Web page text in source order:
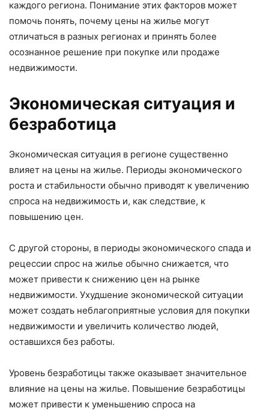
каждого региона. Понимание этих факторов может
помочь понять, почему цены на жилье могут
отличаться в разных регионах и принять более
осознанное решение при покупке или продаже
недвижимости.
Экономическая ситуация и
безработица
Экономическая ситуация в регионе существенно
влияет на цены на жилье. Периоды экономического
роста и стабильности обычно приводят к увеличению
спроса на недвижимость и, как следствие, к
повышению цен.
С другой стороны, в периоды экономического спада и
рецессии спрос на жилье обычно снижается, что
может привести к снижению цен на рынке
недвижимости. Ухудшение экономической ситуации
может создать неблагоприятные условия для покупки
недвижимости и увеличить количество людей,
оставшихся без работы.
Уровень безработицы также оказывает значительное
влияние на цены на жилье. Повышение безработицы
может привести к уменьшению спроса на